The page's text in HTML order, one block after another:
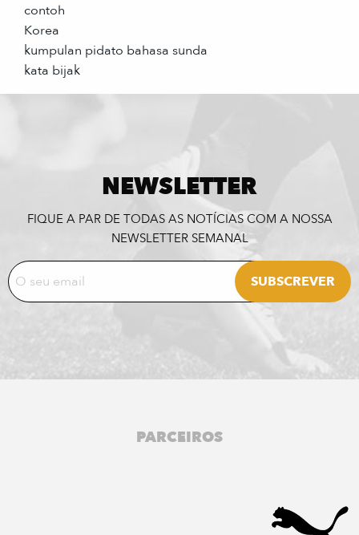
contoh
Korea
kumpulan pidato bahasa sunda
kata bijak
NEWSLETTER
FIQUE A PAR DE TODAS AS NOTÍCIAS COM A NOSSA
NEWSLETTER SEMANAL
PARCEIROS